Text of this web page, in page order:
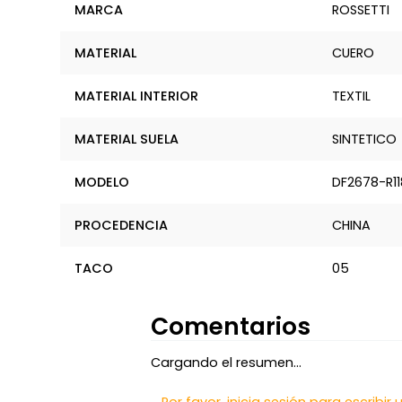
MARCA ROSSETTI
MATERIAL CUERO
MATERIAL INTERIOR TEXTIL
MATERIAL SUELA SINTETICO
MODELO DF2678-
PROCEDENCIA CHINA
TACO 05
Comentarios
Cargando el resumen…